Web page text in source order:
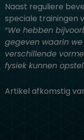
Naast reguliere
speciale trainingen
“We hebben
gegeven waarin
verschillende
fysiek kunnen
Artikel afkomstig